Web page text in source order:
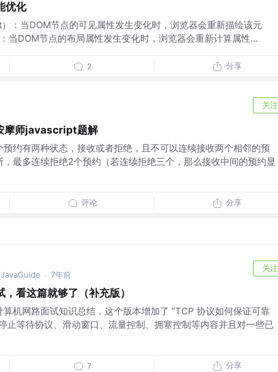
优化
：当DOM节点的可见属性发生变化时，浏览器会重新描绘该元
当DOM节点的布局属性发生变化时，浏览器会重新计算属性...
2 分享
关注
摩师javascript题解
约有两种状态，接收或者拒绝，且不可以连续接收两个相邻的预
最多连续拒绝2个预约（若连续拒绝三个，那么接收中间的预约显
评论 分享
· 7年前
关注
看这篇就够了（补充版）
机网路面试知识总结，这个版本增加了 “TCP 协议如何保证可靠
止等待协议、滑动窗口、流量控制、拥塞控制等内容并且对一些已
7 分享